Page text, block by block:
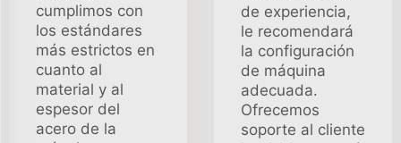
cumplimos con
los estándares
más estrictos en
cuanto al
material y al
espesor del
acero de la
de experiencia,
le recomendará
la configuración
de máquina
adecuada.
Ofrecemos
soporte al cliente